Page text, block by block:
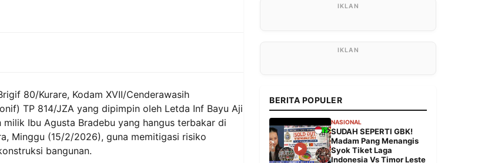
80/Kurare, Kodam XVII/Cenderawasih
TP 814/JZA yang dipimpin oleh Letda Inf Bayu Aji
Ibu Agusta Bradebu yang hangus terbakar di
Minggu (15/2/2026), guna memitigasi risiko
bangunan.
BERITA POPULER
NASIONAL
SUDAH SEPERTI GBK!
Madam Pang Menangis
Syok Tiket Laga
Indonesia Vs Timor Leste